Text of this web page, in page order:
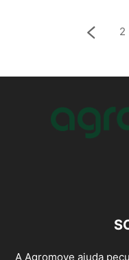
2
A Agromove ajuda